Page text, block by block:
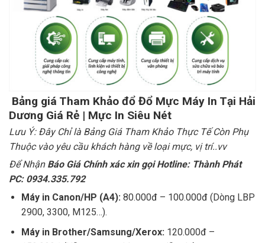
Bảng giá Tham Khảo đổ Đổ Mực Máy In Tại Hải
Dương Giá Rẻ | Mực In Siêu Nét
Lưu Ý: Đây Chỉ là Bảng Giá Tham Khảo Thực Tế Còn Phụ
Thuộc vào yêu cầu khách hàng về loại mực, vị trí..vv
Để Nhận Báo Giá Chính xác xin gọi Hotline: Thành Phát
PC: 0934.335.792
Máy in Canon/HP (A4): 80.000đ – 100.000đ (Dòng LBP
2900, 3300, M125…).
Máy in Brother/Samsung/Xerox: 120.000đ –